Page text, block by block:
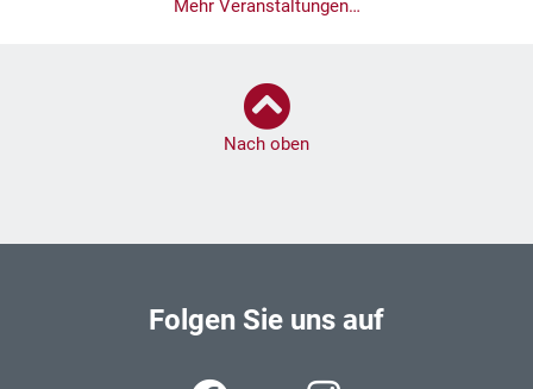
Mehr Veranstaltungen…
Nach oben
Folgen Sie uns auf